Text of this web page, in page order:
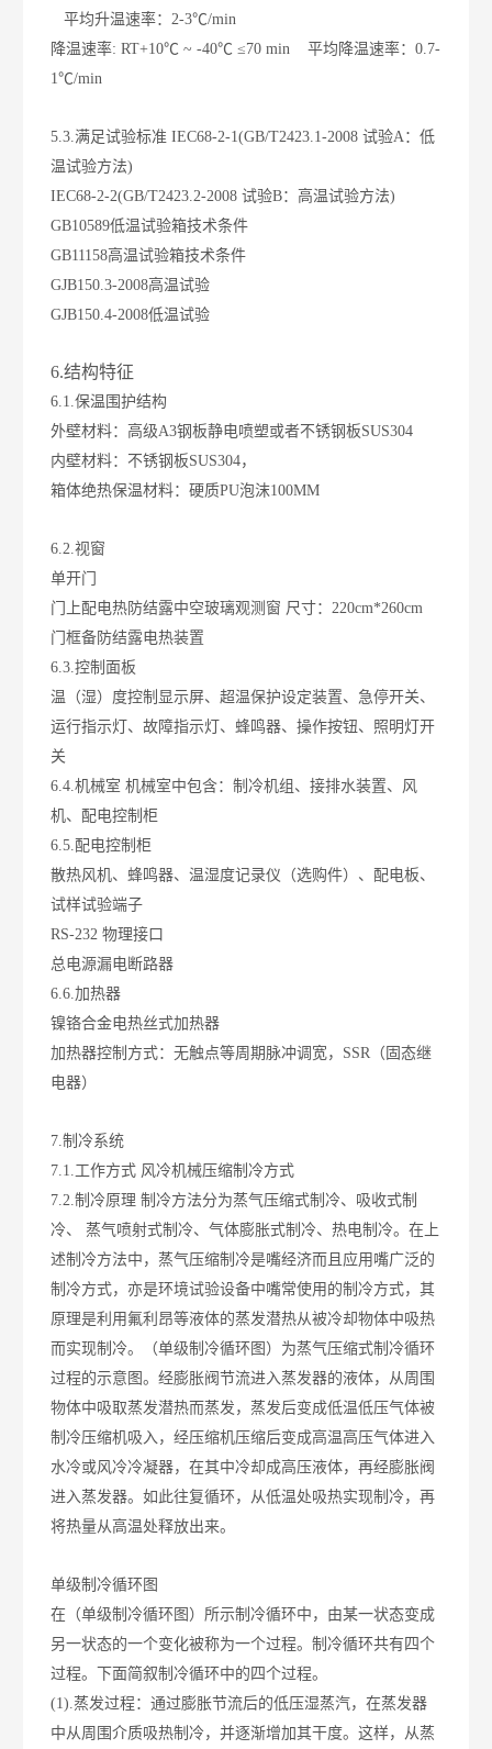
平均升温速率：2-3℃/min
降温速率: RT+10℃ ~ -40℃ ≤70 min 平均降温速率：0.7-
1℃/min
5.3.满足试验标准 IEC68-2-1(GB/T2423.1-2008 试验A：低
温试验方法)
IEC68-2-2(GB/T2423.2-2008 试验B：高温试验方法)
GB10589低温试验箱技术条件
GB11158高温试验箱技术条件
GJB150.3-2008高温试验
GJB150.4-2008低温试验
6.结构特征
6.1.保温围护结构
外壁材料：高级A3钢板静电喷塑或者不锈钢板SUS304
内壁材料：不锈钢板SUS304，
箱体绝热保温材料：硬质PU泡沫100MM
6.2.视窗
单开门
门上配电热防结露中空玻璃观测窗 尺寸：220cm*260cm
门框备防结露电热装置
6.3.控制面板
温（湿）度控制显示屏、超温保护设定装置、急停开关、
运行指示灯、故障指示灯、蜂鸣器、操作按钮、照明灯开
关
6.4.机械室 机械室中包含：制冷机组、接排水装置、风
机、配电控制柜
6.5.配电控制柜
散热风机、蜂鸣器、温湿度记录仪（选购件）、配电板、
试样试验端子
RS-232 物理接口
总电源漏电断路器
6.6.加热器
镍铬合金电热丝式加热器
加热器控制方式：无触点等周期脉冲调宽，SSR（固态继
电器）
7.制冷系统
7.1.工作方式 风冷机械压缩制冷方式
7.2.制冷原理 制冷方法分为蒸气压缩式制冷、吸收式制
冷、 蒸气喷射式制冷、气体膨胀式制冷、热电制冷。在上
述制冷方法中，蒸气压缩制冷是嘴经济而且应用 嘴广泛的
制冷方式，亦是环境试验设备中嘴常使用的制冷方式，其
原理是利用氟利昂等液体的蒸发潜热从被冷却物体中吸热
而实现制冷。（单级制冷循环图）为蒸气压缩式制冷循环
过程的示意图。经膨胀阀节流进入蒸发器的液体，从周围
物体中吸取蒸发潜热而蒸发，蒸发后变成低温低压气体被
制冷压缩机吸入，经压缩机压缩后变成高温高压气体进入
水冷或风冷冷凝器，在其中冷却成高压液体，再经膨胀阀
进入蒸发器。如此往复循环，从低温处吸热实现制冷，再
将热量从高温处释放出来。
单级制冷循环图
在（单级制冷循环图）所示制冷循环中，由某一状态变成
另一状态的一个变化被称为一个过程。制冷循环共有四个
过程。下面简叙制冷循环中的四个过程。
(1).蒸发过程：通过膨胀节流后的低压湿蒸汽，在蒸发器
中从周围介质吸热制冷，并逐渐增加其干度。这样，从蒸